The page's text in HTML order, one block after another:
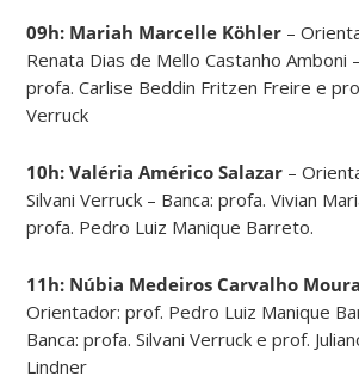
09h: Mariah Marcelle Köhler –
Renata Dias de Mello Castanho Amboni
profa. Carlise Beddin Fritzen Freire e
Verruck
10h: Valéria Américo Salazar –
Silvani Verruck – Banca: profa. Vivian
profa. Pedro Luiz Manique Barreto.
11h: Núbia Medeiros Carvalho Moura
Orientador: prof. Pedro Luiz Manique
Banca: profa. Silvani Verruck e prof.
Lindner